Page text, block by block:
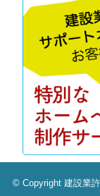
© Copyright 建設業